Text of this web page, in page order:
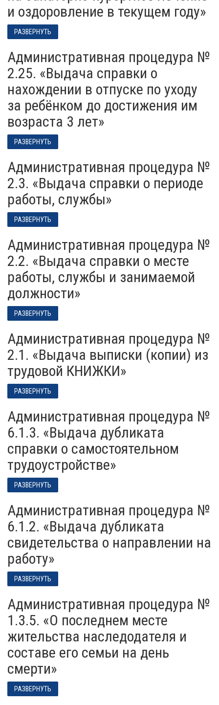
и оздоровление в текущем году»
РАЗВЕРНУТЬ
Административная процедура №
2.25. «Выдача справки о
нахождении в отпуске по уходу
за ребёнком до достижения им
возраста 3 лет»
РАЗВЕРНУТЬ
Административная процедура №
2.3. «Выдача справки о периоде
работы, службы»
РАЗВЕРНУТЬ
Административная процедура №
2.2. «Выдача справки о месте
работы, службы и занимаемой
должности»
РАЗВЕРНУТЬ
Административная процедура №
2.1. «Выдача выписки (копии) из
трудовой КНИЖКИ»
РАЗВЕРНУТЬ
Административная процедура №
6.1.3. «Выдача дубликата
справки о самостоятельном
трудоустройстве»
РАЗВЕРНУТЬ
Административная процедура №
6.1.2. «Выдача дубликата
свидетельства о направлении на
работу»
РАЗВЕРНУТЬ
Административная процедура №
1.3.5. «О последнем месте
жительства наследодателя и
составе его семьи на день
смерти»
РАЗВЕРНУТЬ